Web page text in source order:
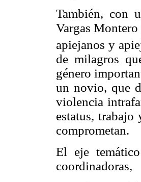
También, con
Vargas
apiejanos y
de milagros
género
un novio, que
violencia
estatus, trabajo
comprometan.
El eje
coordinadoras,